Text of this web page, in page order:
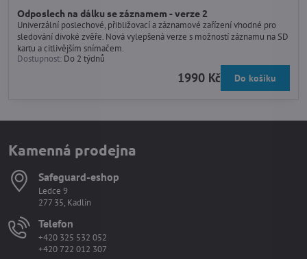
Odposlech na dálku se záznamem - verze 2
Univerzální poslechové, přibližovací a záznamové zařízení vhodné pro
sledování divoké zvěře. Nová vylepšená verze s možností záznamu na SD
kartu a citlivějším snímačem.
Dostupnost: Do 2 týdnů
1990 Kč Do košíku
Kamenná prodejna
Safeguard-eshop
Ledce 9
277 35, Kadlín
Telefon
+420 325 532 052
+420 722 012 307